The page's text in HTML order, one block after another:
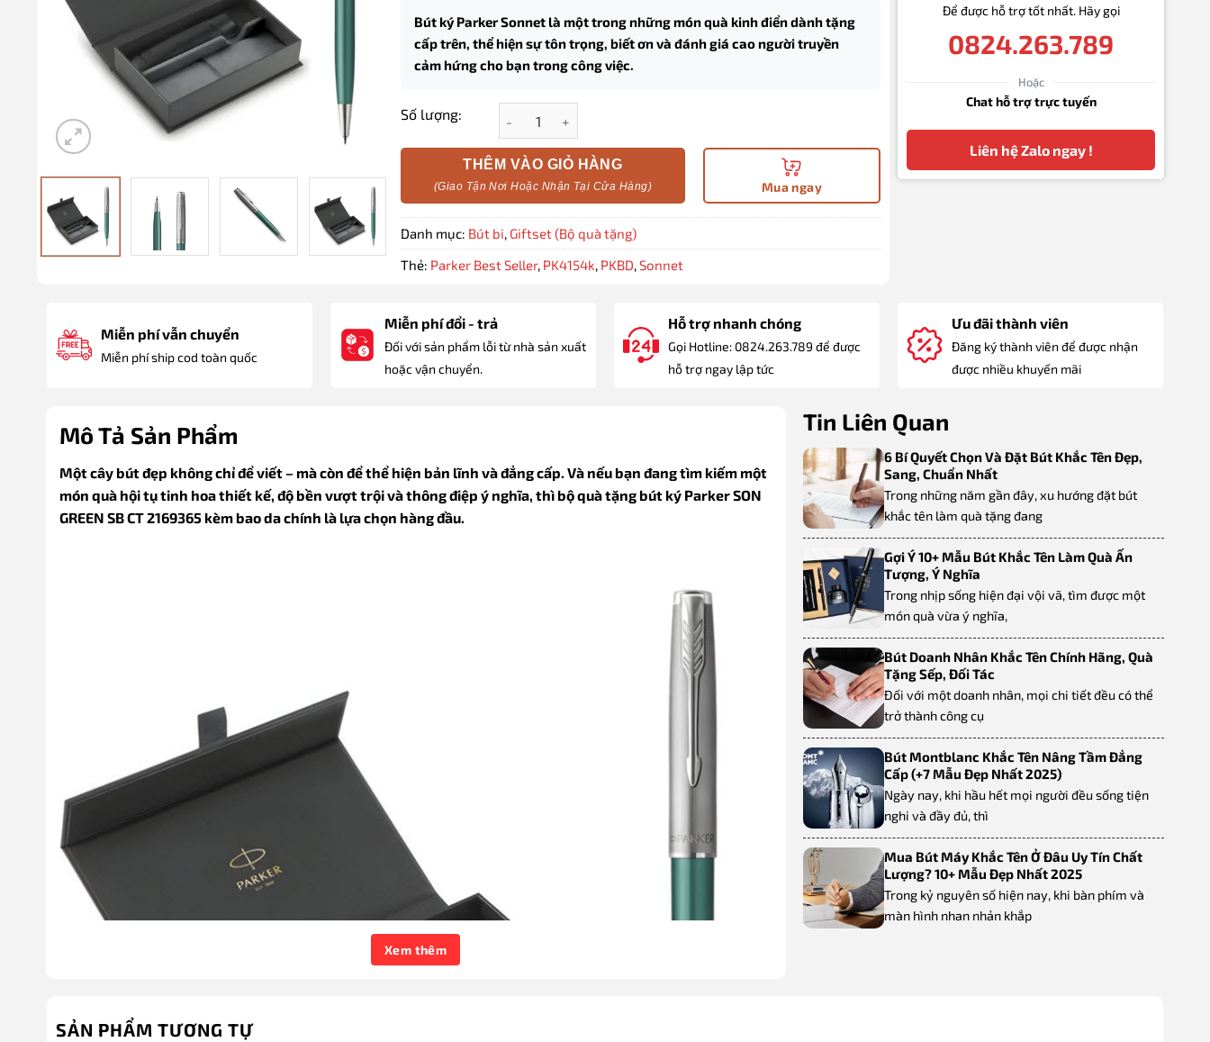
Bút ký Parker Sonnet là một trong những món quà kinh điển dành tặng
cấp trên, thể hiện sự tôn trọng, biết ơn và đánh giá cao người truyền
cảm hứng cho bạn trong công việc.
Số lượng:
THÊM VÀO GIỎ HÀNG
Mua ngay
Danh mục: Bút bi, Giftset (Bộ quà tặng)
Thẻ: Parker Best Seller, PK4154k, PKBD,Sonnet
Để được hỗ trợ tốt nhất. Hãy gọi
0824.263.789
Hoặc
Chat hỗ trợ trực tuyến
Liên hệ Zalo ngay !
Miễn phí vẫn chuyển
Miễn phí ship cod toàn quốc
Miễn phí đổi - trả
Đối với sản phẩm lỗi từ nhà sản xuất
hoặc vận chuyển.
Hỗ trợ nhanh chóng
Gọi Hotline: 0824.263.789 để được
hỗ trợ ngay lập tức
Ưu đãi thành viên
Đăng ký thành viên để được nhận
được nhiều khuyến mãi
Mô Tả Sản Phẩm
Một cây bút đẹp không chỉ để viết – mà còn để thể hiện bản lĩnh và đẳng cấp. Và nếu bạn đang tìm kiếm một
món quà hội tụ tinh hoa thiết kế, độ bền vượt trội và thông điệp ý nghĩa, thì bộ quà tặng bút ký Parker SON
GREEN SB CT 2169365 kèm bao da chính là lựa chọn hàng đầu.
Xem thêm
Tin Liên Quan
6 Bí Quyết Chọn Và Đặt Bút Khắc Tên Đẹp,
Sang, Chuẩn Nhất
Trong những năm gần đây, xu hướng đặt bút
khắc tên làm quà tặng đang
Gợi Ý 10+ Mẫu Bút Khắc Tên Làm Quà Ấn
Tượng, Ý Nghĩa
Trong nhịp sống hiện đại vội vã, tìm được một
món quà vừa ý nghĩa,
Bút Doanh Nhân Khắc Tên Chính Hãng, Quà
Tặng Sếp, Đối Tác
Đối với một doanh nhân, mọi chi tiết đều có thể
trở thành công cụ
Bút Montblanc Khắc Tên Nâng Tầm Đẳng
Cấp (+7 Mẫu Đẹp Nhất 2025)
Ngày nay, khi hầu hết mọi người đều sống tiện
nghi và đầy đủ, thì
Mua Bút Máy Khắc Tên Ở Đâu Uy Tín Chất
Lượng? 10+ Mẫu Đẹp Nhất 2025
Trong kỷ nguyên số hiện nay, khi bàn phím và
màn hình nhan nhản khắp
SẢN PHẨM TƯƠNG TỰ